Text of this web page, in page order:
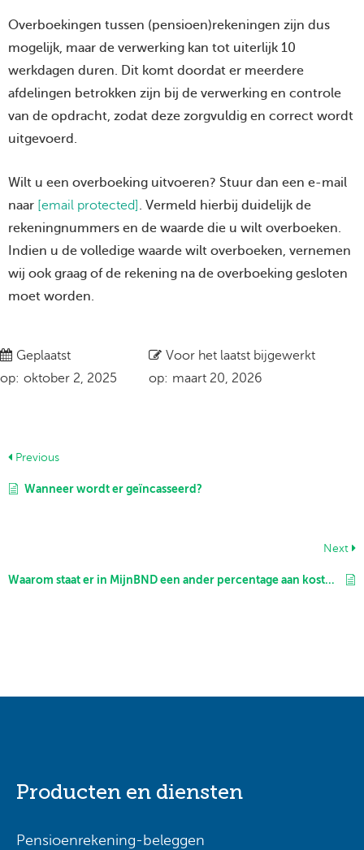
Overboekingen tussen (pensioen)rekeningen zijn dus
mogelijk, maar de verwerking kan tot uiterlijk 10
werkdagen duren. Dit komt doordat er meerdere
afdelingen betrokken zijn bij de verwerking en controle
van de opdracht, zodat deze zorgvuldig en correct wordt
uitgevoerd.
Wilt u een overboeking uitvoeren? Stuur dan een e-mail
naar [email protected]
. Vermeld hierbij duidelijk de
rekeningnummers en de waarde die u wilt overboeken.
Indien u de volledige waarde wilt overboeken, vernemen
wij ook graag of de rekening na de overboeking gesloten
moet worden.
Geplaatst
op: oktober 2, 2025
Voor het laatst bijgewerkt
op: maart 20, 2026
Previous
Wanneer wordt er geïncasseerd?
Next
Waarom staat er in MijnBND een ander percentage aan kosten dan op de website?
Producten en diensten
Pensioenrekening-beleggen